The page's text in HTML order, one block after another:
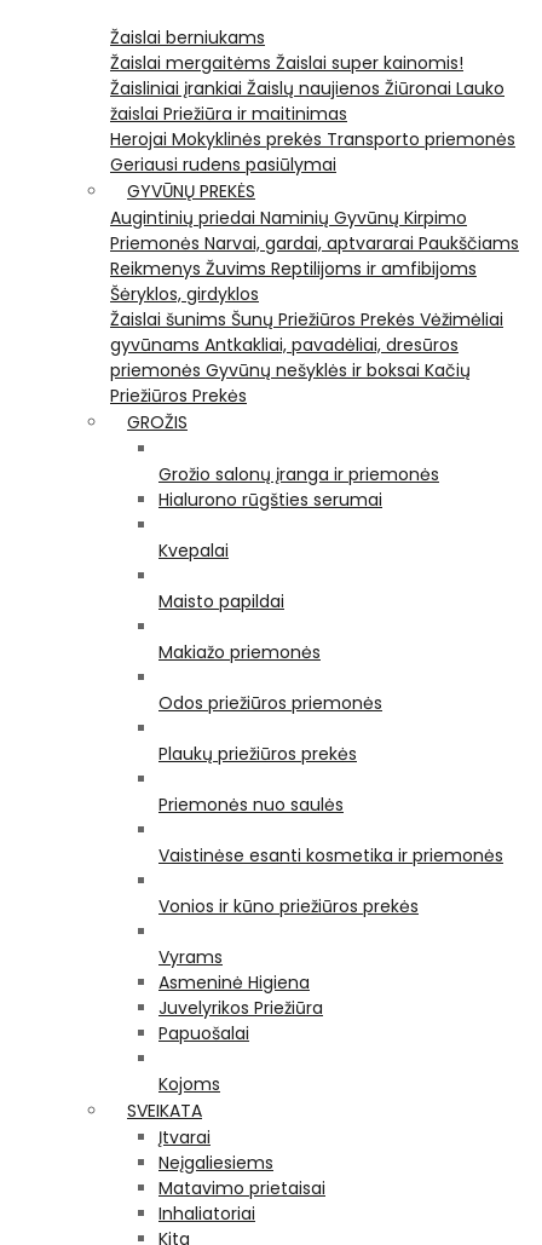
Žaislai berniukams
Žaislai mergaitėms Žaislai super kainomis!
Žaisliniai įrankiai Žaislų naujienos Žiūronai Lauko
žaislai Priežiūra ir maitinimas
Herojai Mokyklinės prekės Transporto priemonės
Geriausi rudens pasiūlymai
GYVŪNŲ PREKĖS
Augintinių priedai Naminių Gyvūnų Kirpimo
Priemonės Narvai, gardai, aptvararai Paukščiams
Reikmenys Žuvims Reptilijoms ir amfibijoms
Šėryklos, girdyklos
Žaislai šunims Šunų Priežiūros Prekės Vėžimėliai
gyvūnams Antkakliai, pavadėliai, dresūros
priemonės Gyvūnų nešyklės ir boksai Kačių
Priežiūros Prekės
GROŽIS
Grožio salonų įranga ir priemonės
Hialurono rūgšties serumai
Kvepalai
Maisto papildai
Makiažo priemonės
Odos priežiūros priemonės
Plaukų priežiūros prekės
Priemonės nuo saulės
Vaistinėse esanti kosmetika ir priemonės
Vonios ir kūno priežiūros prekės
Vyrams
Asmeninė Higiena
Juvelyrikos Priežiūra
Papuošalai
Kojoms
SVEIKATA
Įtvarai
Neįgaliesiems
Matavimo prietaisai
Inhaliatoriai
Kita